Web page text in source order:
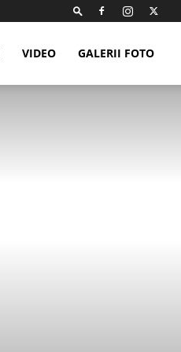
VIDEO GALERII FOTO